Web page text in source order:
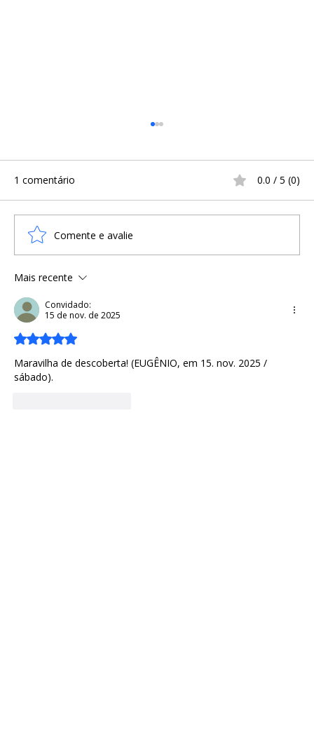
Treinamento e o Cotidiano
Escandinavo
1 comentário 0.0 / 5 (0)
Comente e avalie
Mais recente
Convidado:
15 de nov. de 2025
Avaliado com 5 de 5 estrelas.
Maravilha de descoberta! (EUGÊNIO, em 15. nov. 2025 /
sábado).